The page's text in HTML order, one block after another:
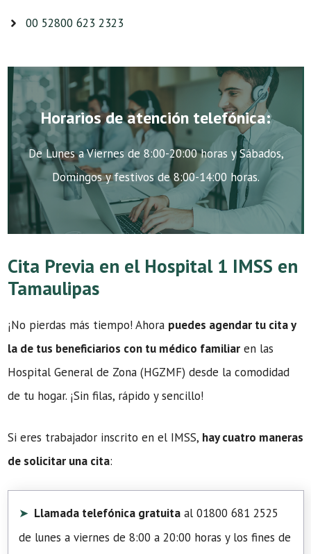
00 52800 623 2323
Horarios de atención telefónica:
De Lunes a Viernes de 8:00-20:00 horas y Sábados,
Domingos y festivos de 8:00-14:00 horas.
Cita Previa en el Hospital 1 IMSS en
Tamaulipas
¡No pierdas más tiempo! Ahora puedes agendar tu cita y
la de tus beneficiarios con tu médico familiar en las
Hospital General de Zona (HGZMF) desde la comodidad
de tu hogar. ¡Sin filas, rápido y sencillo!
Si eres trabajador inscrito en el IMSS, hay cuatro maneras
de solicitar una cita:
Llamada telefónica gratuita al 01800 681 2525
de lunes a viernes de 8:00 a 20:00 horas y los fines de